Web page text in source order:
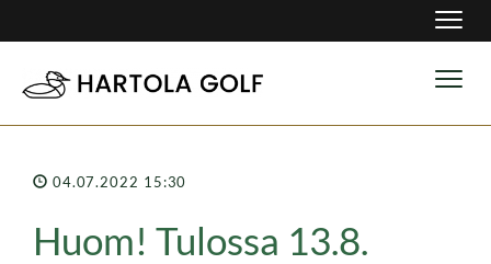
04.07.2022 15:30
Huom! Tulossa 13.8.